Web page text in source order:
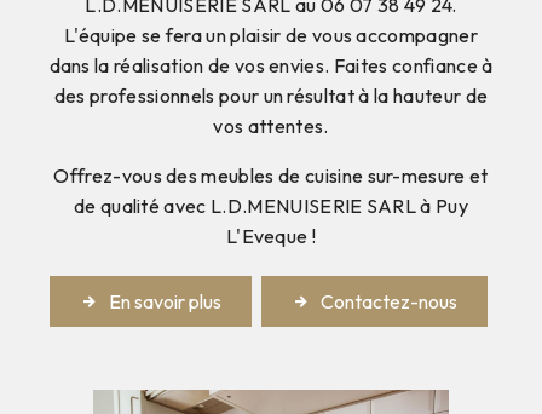
L'équipe se fera un plaisir de vous accompagner
dans la réalisation de vos envies. Faites confiance à
des professionnels pour un résultat à la hauteur de
vos attentes.
Offrez-vous des meubles de cuisine sur-mesure et
de qualité avec L.D.MENUISERIE SARL à Puy
L'Eveque !
En savoir plus Contactez-nous